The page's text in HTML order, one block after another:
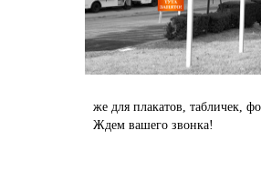
же для плакатов, табличек,
Ждем вашего звонка!